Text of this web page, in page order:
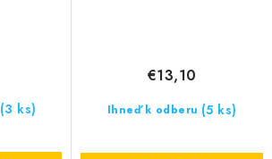
(3 ks) Ihneď k odberu (5 ks)
€13,10